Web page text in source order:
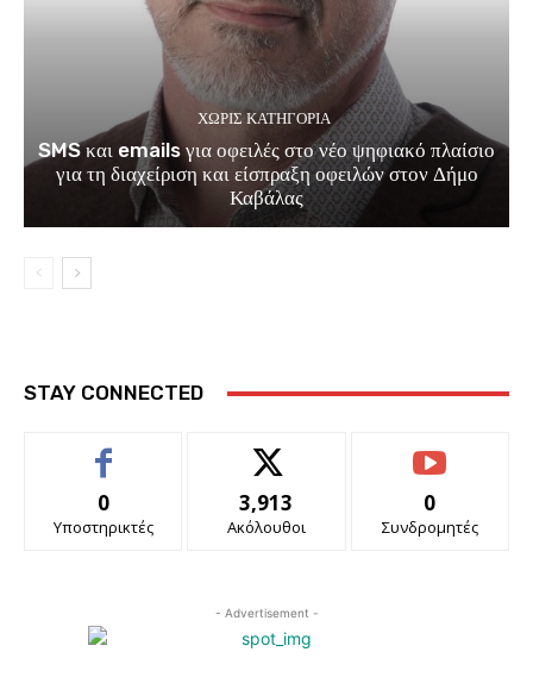
ΧΩΡΊΣ ΚΑΤΗΓΟΡΊΑ
SMS και emails για οφειλές στο νέο ψηφιακό πλαίσιο
για τη διαχείριση και είσπραξη οφειλών στον Δήμο
Καβάλας
STAY CONNECTED
0
Υποστηρικτές
3,913
Ακόλουθοι
0
Συνδρομητές
- Advertisement -